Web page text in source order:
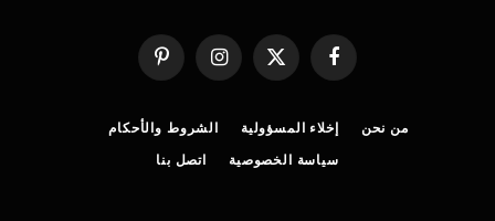
فيسبوك
X
(Twitter)
الانستغرامبينتيريست
من نحن إخلاء المسؤولية
الشروط والأحكام
سياسة الخصوصية
اتصل بنا